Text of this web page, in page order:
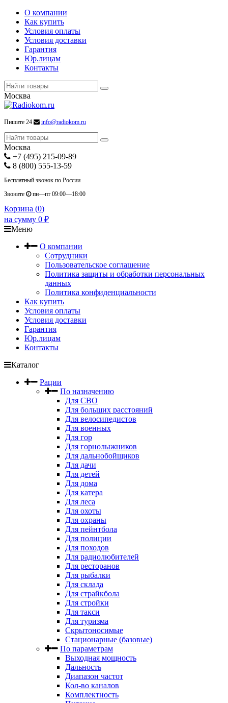
О компании
Как купить
Условия оплаты
Условия доставки
Гарантия
Юр.лицам
Контакты
Москва
Пишите 24 info@radiokom.ru
Москва
+7 (495) 215-09-89
8 (800) 555-13-59
Бесплатный звонок по России
Звоните
пн—пт 09:00—18:00
Корзина (0)
на сумму 0 ₽
Меню
О компании
Сотрудники
Пользовательское соглашение
Политика защиты и обработки персональных
данных
Политика конфиденциальности
Как купить
Условия оплаты
Условия доставки
Гарантия
Юр.лицам
Контакты
Каталог
Рации
По назначению
Для СВО
Для больших расстояний
Для велосипедистов
Для военных
Для гор
Для горнолыжников
Для дальнобойщиков
Для дачи
Для детей
Для дома
Для катера
Для леса
Для охоты
Для охраны
Для пейнтбола
Для полиции
Для походов
Для радиолюбителей
Для ресторанов
Для рыбалки
Для склада
Для страйкбола
Для стройки
Для такси
Для туризма
Скрытоносимые
Стационарные (базовые)
По параметрам
Выходная мощность
Дальность
Диапазон частот
Кол-во каналов
Комплектность